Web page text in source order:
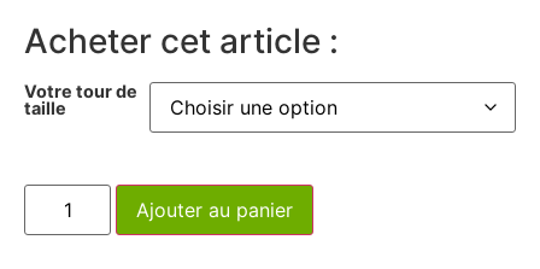
Acheter cet article :
Votre tour de
taille
Ajouter au panier